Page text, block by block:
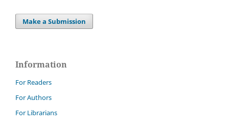
Make a Submission
Information
For Readers
For Authors
For Librarians